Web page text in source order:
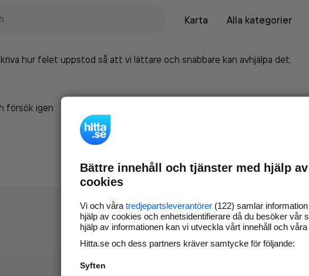
Karta
Alla kategorier
hur felet uppstod så att vi lättare och snabbare kan avhjälpa det.
försök igen
Marknadsför företaget på
Bättre innehåll och tjänster med hjälp av
cookies
Vi och våra tredjepartsleverantörer (122) samlar
hjälp av cookies och enhetsidentifierare då du besöker vår
hjälp av informationen kan vi utveckla vårt innehåll och våra
Hitta.se och dess partners kräver samtycke för följande:
Syften